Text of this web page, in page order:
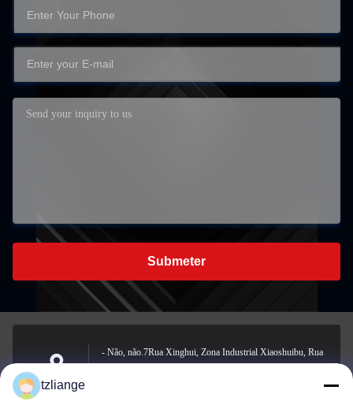
Submeter
Address
- Não, não.7Rua Xinghui, Zona Industrial Xiaoshuibu, Rua
tzliange